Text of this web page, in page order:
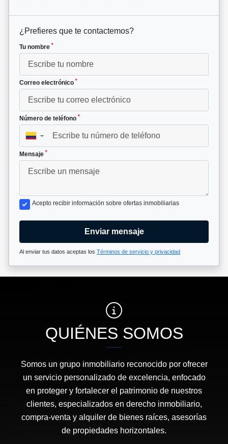
¿Prefieres que te contactemos?
Tu nombre *
Correo electrónico *
Número de teléfono *
▼
Mensaje *
Acepto recibir información sobre ofertas inmobiliarias
Enviar mensaje
Al enviar tus datos aceptas los Términos de servicio y privacidad
QUIÉNES SOMOS
Somos un grupo inmobiliario reconocido por ofrecer
un servicio personalizado de excelencia, enfocado
en proteger y fortalecer el patrimonio de nuestros
clientes, especializados en derecho inmobiliario,
compra-venta y alquiler de bienes raíces, asesorías
de propiedades horizontales.